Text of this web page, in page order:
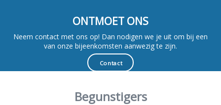
ONTMOET ONS
Neem contact met ons op! Dan nodigen we je uit om bij een
van onze bijeenkomsten aanwezig te zijn.
Contact
Begunstigers